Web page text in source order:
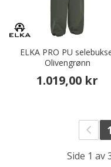
ELKA PRO PU
Olivengrønn
1.019,00 kr
1
Side 1 av